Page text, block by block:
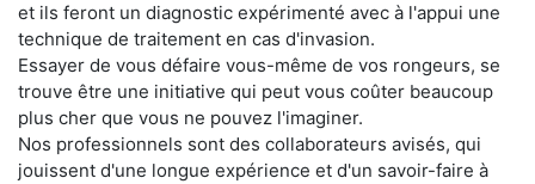
et ils feront un diagnostic expérimenté avec à l'appui une
technique de traitement en cas d'invasion.
Essayer de vous défaire vous-même de vos rongeurs, se
trouve être une initiative qui peut vous coûter beaucoup
plus cher que vous ne pouvez l'imaginer.
Nos professionnels sont des collaborateurs avisés, qui
jouissent d'une longue expérience et d'un savoir-faire à